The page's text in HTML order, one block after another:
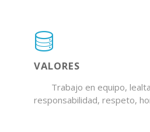
VALORES
Trabajo en equipo,
responsabilidad, respeto,